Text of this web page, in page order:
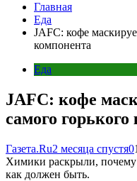
Главная
Еда
JAFC: кофе
компонента
Еда
JAFC: кофе
самого
Газета.Ru2 месяца спустя0
Химики раскрыли, почему
как должен быть.